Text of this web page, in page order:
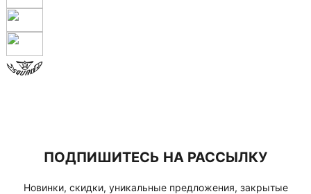
ПОДПИШИТЕСЬ НА РАССЫЛКУ
Новинки, скидки, уникальные предложения, закрытые